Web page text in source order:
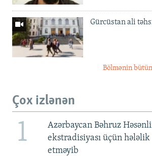
Gürcüstan ali
Bölmənin
Çox izlənən
1
Azərbaycan Bəhruz
ekstradisiyası üçün
etməyib